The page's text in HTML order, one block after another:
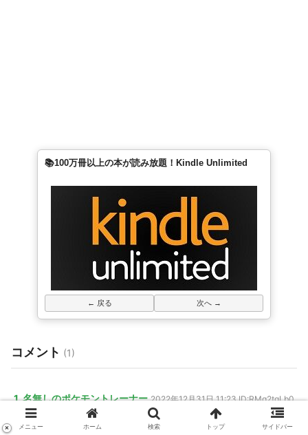
📚100万冊以上の本が読み放題！Kindle Unlimited
← 戻る 次へ →
コメント (1)
1. 名無しのポケモントレーナー 2022年12月31日 11:23ID:RMg2tgLb0
この頃のポケモンのデザインすこ
メニュー ホーム 検索 トップ サイドバー
×